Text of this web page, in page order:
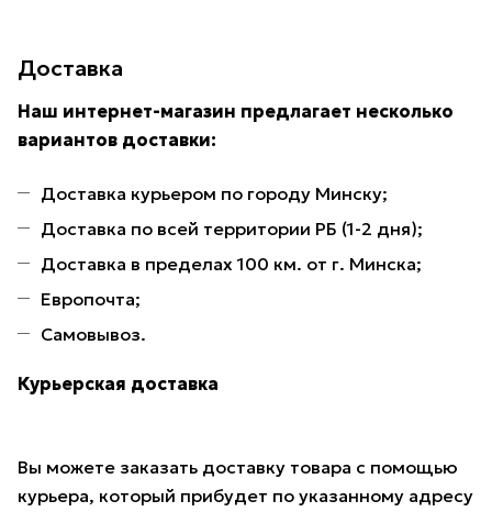
Доставка
Наш интернет-магазин предлагает несколько
вариантов доставки:
Доставка курьером по городу Минску;
Доставка по всей территории РБ (1-2 дня);
Доставка в пределах 100 км. от г. Минска;
Европочта;
Самовывоз.
Курьерская доставка
Вы можете заказать доставку товара с помощью
курьера, который прибудет по указанному адресу